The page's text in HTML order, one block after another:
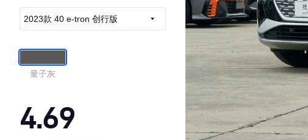
2023款 40 e-tron 创行版
量子灰
4.69